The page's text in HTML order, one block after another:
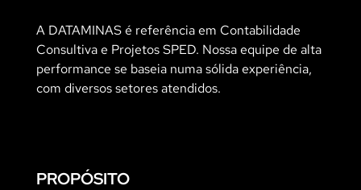
A DATAMINAS é referência em Contabilidade
Consultiva e Projetos SPED. Nossa equipe de alta
performance se baseia numa sólida experiência,
com diversos setores atendidos.
PROPÓSITO